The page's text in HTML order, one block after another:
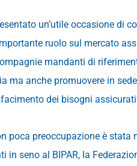
un’utile occasione di
ruolo sul mercato
mandanti di
ma anche promuovere in
dei bisogni
poca preoccupazione è
in seno al BIPAR, la